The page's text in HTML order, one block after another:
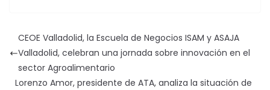
CEOE Valladolid, la Escuela de Negocios ISAM y ASAJA
Valladolid, celebran una jornada sobre innovación en el
sector Agroalimentario
Lorenzo Amor, presidente de ATA, analiza la situación de